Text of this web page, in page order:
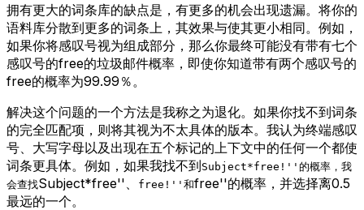
拥有更大的词条库的缺点是，有更多的机会出现遗漏。将你的
语料库分散到更多的词条上，其效果与使其更小相同。例如，
如果你将感叹号视为组成部分，那么你最终可能没有带有七个
感叹号的free的垃圾邮件概率，即使你知道带有两个感叹号的
free的概率为99.99％。
解决这个问题的一个方法是我称之为退化。如果你找不到词条
的完全匹配项，则将其视为不太具体的版本。我认为终端感叹
号、大写字母以及出现在五个标记的上下文中的任何一个都使
词条更具体。例如，如果我找不到Subject*free!''的概率，我
会查找Subject*free''、 free!''和free''的概率，并选择离0.5
最远的一个。